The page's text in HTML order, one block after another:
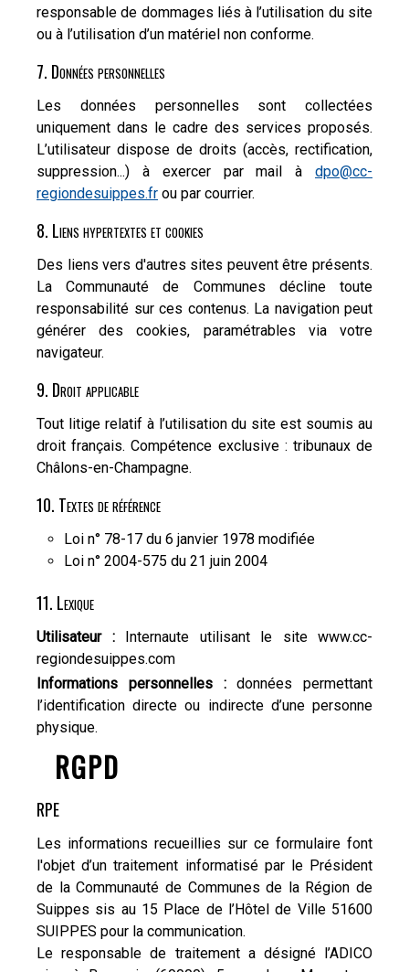
responsable de dommages liés à l’utilisation du site
ou à l’utilisation d’un matériel non conforme.
7. Données personnelles
Les données personnelles sont collectées
uniquement dans le cadre des services proposés.
L’utilisateur dispose de droits (accès, rectification,
suppression...) à exercer par mail à dpo@cc-
regiondesuippes.fr ou par courrier.
8. Liens hypertextes et cookies
Des liens vers d'autres sites peuvent être présents.
La Communauté de Communes décline toute
responsabilité sur ces contenus. La navigation peut
générer des cookies, paramétrables via votre
navigateur.
9. Droit applicable
Tout litige relatif à l’utilisation du site est soumis au
droit français. Compétence exclusive : tribunaux de
Châlons-en-Champagne.
10. Textes de référence
Loi n° 78-17 du 6 janvier 1978 modifiée
Loi n° 2004-575 du 21 juin 2004
11. Lexique
Utilisateur :Internaute utilisant le site www.cc-
regiondesuippes.com
Informations personnelles :données permettant
l’identification directe ou indirecte d’une personne
physique.
RGPD
RPE
Les informations recueillies sur ce formulaire font
l'objet d’un traitement informatisé par le Président
de la Communauté de Communes de la Région de
Suippes sis au 15 Place de l’Hôtel de Ville 51600
SUIPPES pour la communication.
Le responsable de traitement a désigné l’ADICO